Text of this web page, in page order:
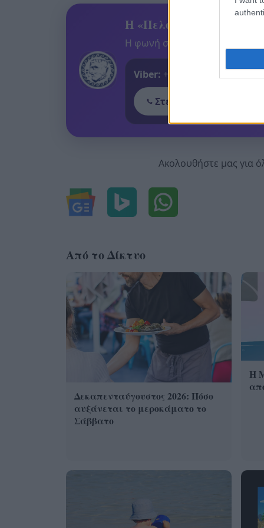
Η «Πελοπόννησος» και
Η φωνή σου έχει δύναμη –
Viber: +306909196125
Στείλε μήνυμα στο
Ακολουθήστε μας για
Από το Δίκτυο
Δεκαπενταύγουστος 2026: Πόσο
αυξάνεται το μεροκάματο το
Σάββατο
Η